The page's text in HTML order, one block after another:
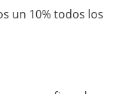
un 10% todos los